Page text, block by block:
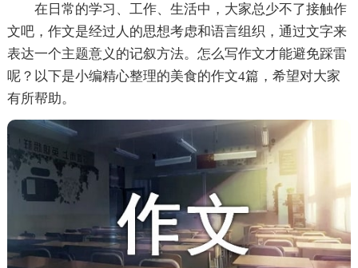
在日常的学习、工作、生活中，大家总少不了接触作
文吧，作文是经过人的思想考虑和语言组织，通过文字来
表达一个主题意义的记叙方法。怎么写作文才能避免踩雷
呢？以下是小编精心整理的美食的作文4篇，希望对大家
有所帮助。